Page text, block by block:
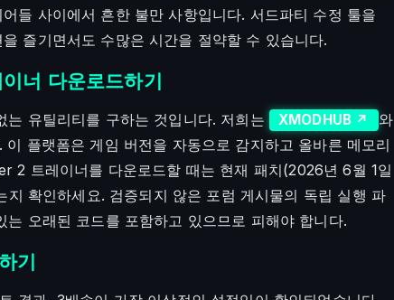
들 사이에서 흔한 불만 사항입니다. 서드파티 수정 툴을
즐기면서도 수많은 시간을 절약할 수 있습니다.
다운로드하기
유틸리티를 구하는 것입니다. 저희는 XMODHUB ↗
와
플랫폼은 게임 버전을 자동으로 감지하고 올바른 메모리
2 트레이너를 다운로드할 때는 현재 패치(2026년 6월 1일
확인하세요. 검증되지 않은 포럼 게시물의 독립 실행 파
오래된 코드를 포함하고 있으므로 피해야 합니다.
기